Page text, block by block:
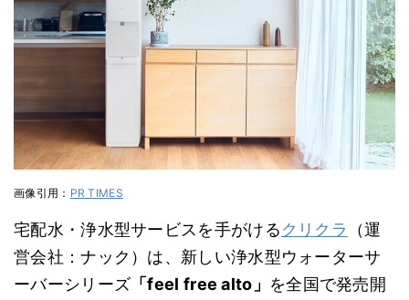
画像引用： PR TIMES
宅配水・浄水型サービスを手がけるクリクラ
（運
営会社：ナック）は、新しい浄水型ウォーターサ
ーバーシリーズ 「feel free alto」 を全国で発売開